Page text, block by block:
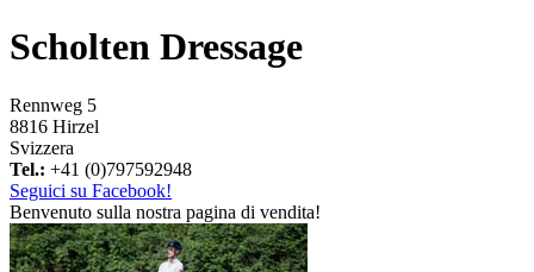
Scholten Dressage
Rennweg 5
8816 Hirzel
Svizzera
Tel.: +41 (0)797592948
Seguici su Facebook!
Benvenuto sulla nostra pagina di vendita!